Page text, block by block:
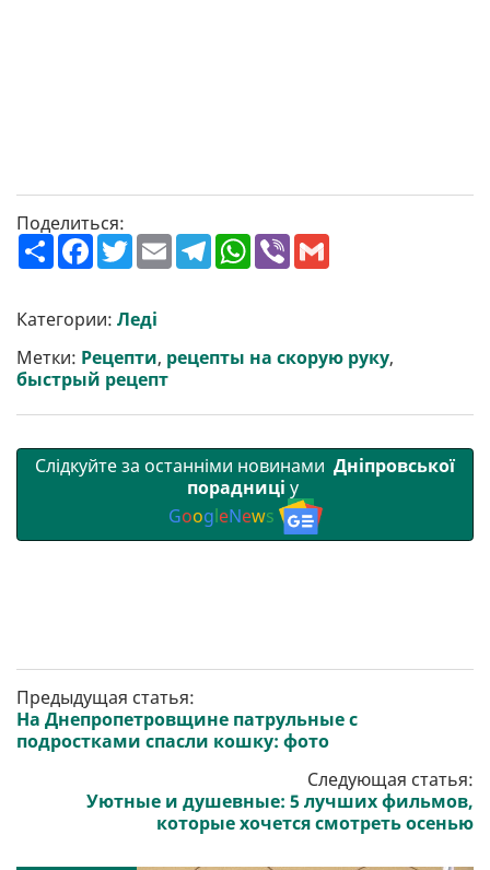
Поделиться:
П
о
ш
р
и
и
F
a
c
b
o
k
T
w
t
e
E
m
a
T
e
m
W
h
a
p
V
b
Категории: Леді
Метки: Рецепти, рецепты на скорую руку,
быстрый рецепт
Слідкуйте за останніми новинами Дніпровської
порадниці у
GoogleNews
Предыдущая статья:
На Днепропетровщине патрульные с
подростками спасли кошку: фото
Следующая статья:
Уютные и душевные: 5 лучших фильмов,
которые хочется смотреть осенью